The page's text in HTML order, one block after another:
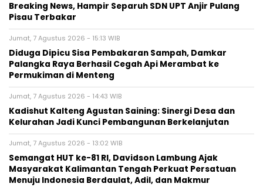
Breaking News, Hampir Separuh SDN UPT Anjir Pulang
Pisau Terbakar
Jumat, 7 Agustus 2026 - 15:13 WIB
Diduga Dipicu Sisa Pembakaran Sampah, Damkar
Palangka Raya Berhasil Cegah Api Merambat ke
Permukiman di Menteng
Jumat, 7 Agustus 2026 - 14:43 WIB
Kadishut Kalteng Agustan Saining: Sinergi Desa dan
Kelurahan Jadi Kunci Pembangunan Berkelanjutan
Jumat, 7 Agustus 2026 - 13:02 WIB
Semangat HUT ke-81 RI, Davidson Lambung Ajak
Masyarakat Kalimantan Tengah Perkuat Persatuan
Menuju Indonesia Berdaulat, Adil, dan Makmur